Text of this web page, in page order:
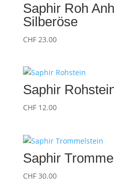
Saphir Roh
Silberöse
CHF23.00
Saphir
CHF12.00
Saphir
CHF30.00